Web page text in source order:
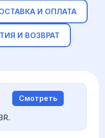
И ОПЛАТА
И ВОЗВРАТ
Смотреть